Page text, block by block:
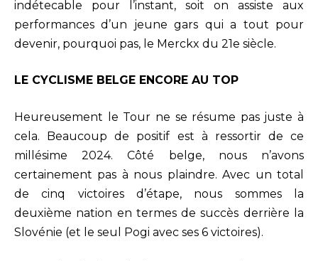
indétecable pour l’instant, soit on assiste aux
performances d’un jeune gars qui a tout pour
devenir, pourquoi pas, le Merckx du 21e siècle.
LE CYCLISME BELGE ENCORE AU TOP
Heureusement le Tour ne se résume pas juste à
cela. Beaucoup de positif est à ressortir de ce
millésime 2024. Côté belge, nous n’avons
certainement pas à nous plaindre. Avec un total
de cinq victoires d’étape, nous sommes la
deuxième nation en termes de succès derrière la
Slovénie (et le seul Pogi avec ses 6 victoires).